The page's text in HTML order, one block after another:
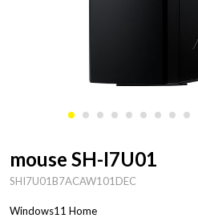
mouse SH-I7U01
SHI7U01B7ACAW101DEC
Windows11 Home